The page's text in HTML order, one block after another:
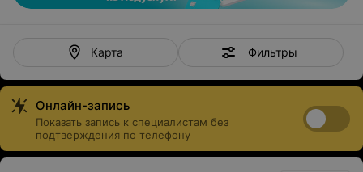
Карта Фильтры
Онлайн-запись
Показать запись к специалистам без
подтверждения по телефону